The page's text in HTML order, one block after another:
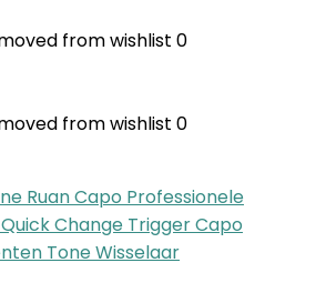
from wishlist 0
from wishlist 0